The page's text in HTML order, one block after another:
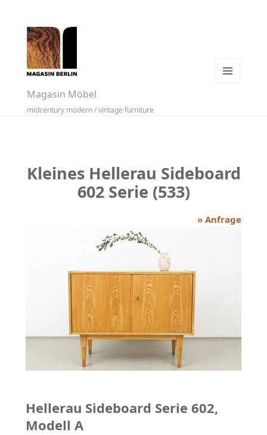
Magasin Möbel
midcentury modern / vintage furniture
Kleines Hellerau Sideboard
602 Serie (533)
» Anfrage
Hellerau Sideboard Serie 602,
Modell A